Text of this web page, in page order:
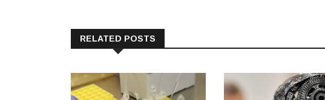
RELATED POSTS